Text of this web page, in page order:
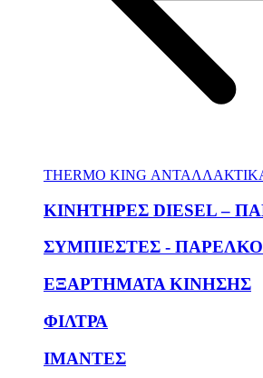
THERMO KING
KΙΝΗΤΗΡΕΣ DIESEL –
ΣΥΜΠΙΕΣΤΕΣ -
ΕΞΑΡΤΗΜΑΤΑ ΚΙΝΗΣΗΣ
ΦΙΛΤΡΑ
ΙΜΑΝΤΕΣ